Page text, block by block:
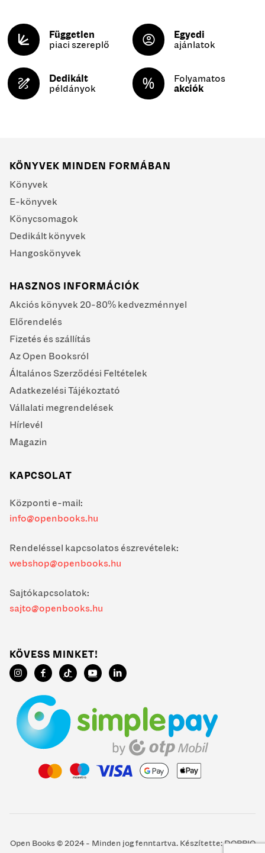
Független
piaci szereplő
Egyedi
ajánlatok
Dedikált
példányok
Folyamatos
akciók
KÖNYVEK MINDEN FORMÁBAN
Könyvek
E-könyvek
Könycsomagok
Dedikált könyvek
Hangoskönyvek
HASZNOS INFORMÁCIÓK
Akciós könyvek 20-80% kedvezménnyel
Előrendelés
Fizetés és szállítás
Az Open Booksról
Általános Szerződési Feltételek
Adatkezelési Tájékoztató
Vállalati megrendelések
Hírlevél
Magazin
KAPCSOLAT
Központi e-mail:
info@openbooks.hu
Rendeléssel kapcsolatos észrevételek:
webshop@openbooks.hu
Sajtókapcsolatok:
sajto@openbooks.hu
KÖVESS MINKET!
Open Books © 2024 - Minden jog fenntartva. Készítette:DOPPIO